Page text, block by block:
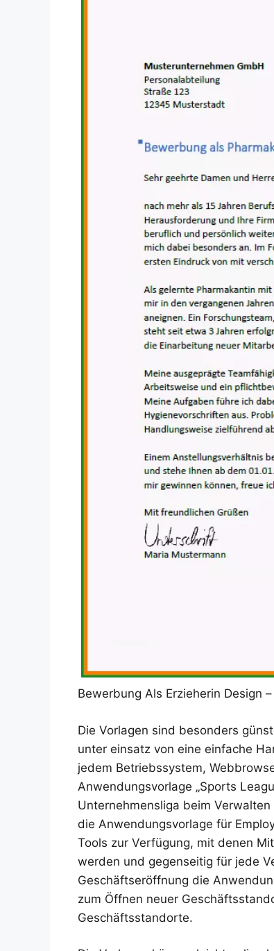
Bewerbung Als Erzieherin Design
Die Vorlagen sind besonders
unter einsatz von eine einfache
jedem Betriebssystem,
Anwendungsvorlage „Sports
Unternehmensliga beim
die Anwendungsvorlage für
Tools zur Verfügung, mit denen
werden und gegenseitig für jede
Geschäftseröffnung die
zum Öffnen neuer
Geschäftsstandorte.